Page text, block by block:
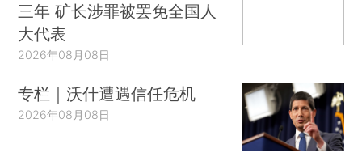
三年 矿长涉罪被罢免全国人
大代表
2026年08月08日
专栏｜沃什遭遇信任危机
2026年08月08日